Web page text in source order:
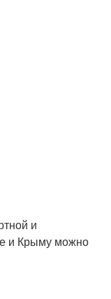
и
и Крыму можно